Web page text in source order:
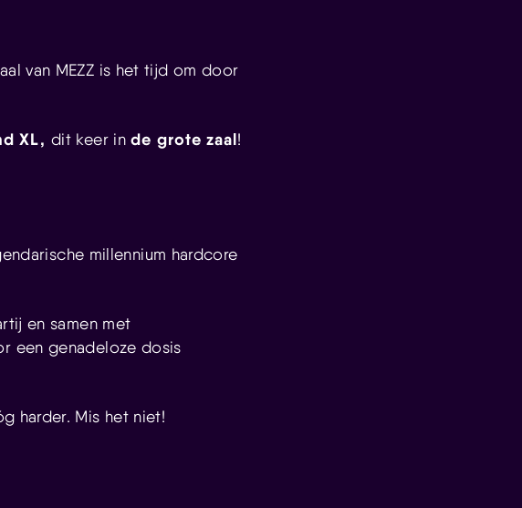
van MEZZ is het tijd om door
XL,dit keer inde grote zaal!
millennium hardcore
en samen met
een genadeloze dosis
harder. Mis het niet!